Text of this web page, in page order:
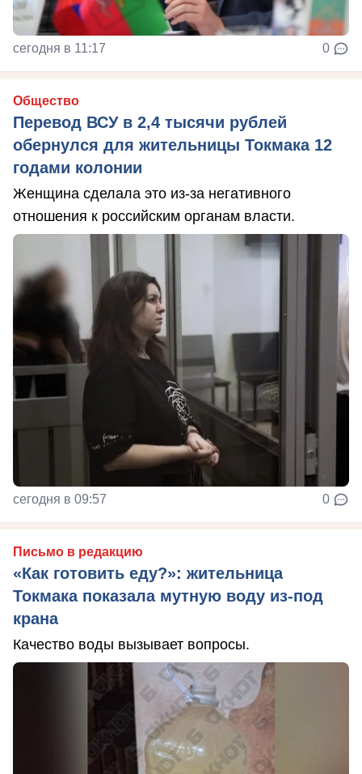
сегодня в 11:17 0
Общество
Перевод ВСУ в 2,4 тысячи рублей
обернулся для жительницы Токмака 12
годами колонии
Женщина сделала это из-за негативного
отношения к российским органам власти.
сегодня в 09:57 0
Письмо в редакцию
«Как готовить еду?»: жительница
Токмака показала мутную воду из-под
крана
Качество воды вызывает вопросы.